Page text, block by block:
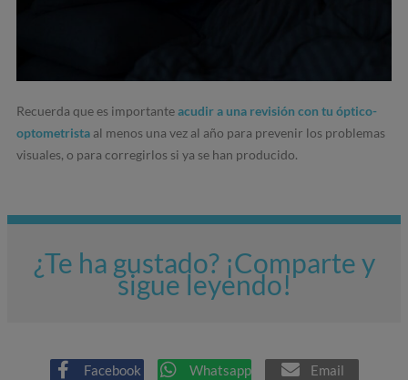
Recuerda que es importanteacudir a una revisión con tu óptico-
optometrista al menos una vez al año para prevenir los problemas
visuales, o para corregirlos si ya se han producido.
¿Te ha gustado? ¡Comparte y
sigue leyendo!
Facebook Whatsapp Email